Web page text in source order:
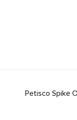
Petisco Spike